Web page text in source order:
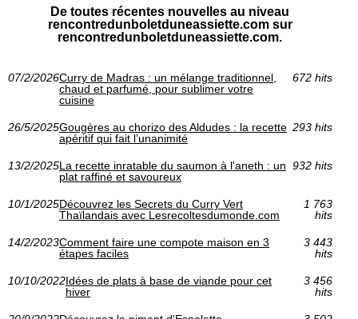
De toutes récentes nouvelles au niveau
rencontredunboletduneassiette.com sur
rencontredunboletduneassiette.com.
07/2/2026Curry de Madras : un mélange traditionnel,
chaud et parfumé, pour sublimer votre
cuisine
672 hits
26/5/2025Gougères au chorizo des Aldudes : la recette
apéritif qui fait l’unanimité
293 hits
13/2/2025La recette inratable du saumon à l'aneth : un
plat raffiné et savoureux
932 hits
10/1/2025Découvrez les Secrets du Curry Vert
Thaïlandais avec Lesrecoltesdumonde.com
1 763
hits
14/2/2023Comment faire une compote maison en 3
étapes faciles
3 443
hits
10/10/2022Idées de plats à base de viande pour cet
hiver
3 456
hits